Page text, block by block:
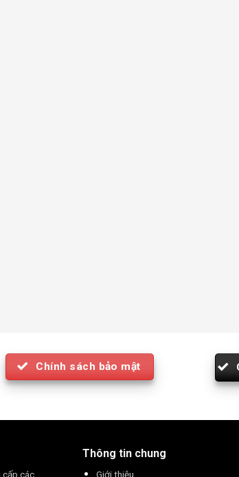
Chính sách bảo mật
cấp các
Thông tin chung
Giới thiệu